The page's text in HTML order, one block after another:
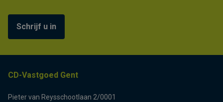
Schrijf u in
CD-Vastgoed Gent
Pieter van Reysschootlaan 2/0001